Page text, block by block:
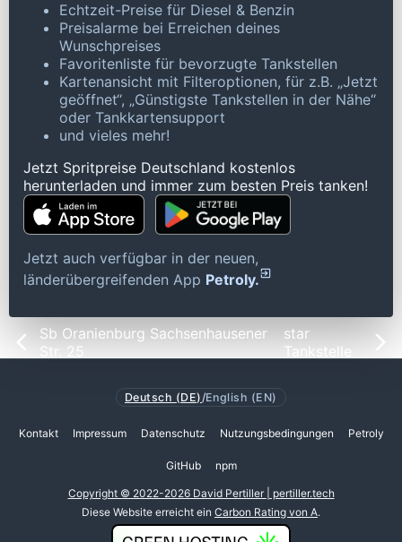
Echtzeit-Preise für Diesel & Benzin
Preisalarme bei Erreichen deines
Wunschpreises
Favoritenliste für bevorzugte Tankstellen
Kartenansicht mit Filteroptionen, für z.B. „Jetzt
geöffnet“, „Günstigste Tankstellen in der Nähe“
oder Tankkartensupport
und vieles mehr!
Jetzt Spritpreise Deutschland kostenlos
herunterladen und immer zum besten Preis tanken!
Jetzt auch verfügbar in der neuen,
länderübergreifenden App Petroly.
Sb Oranienburg Sachsenhausener
Str. 25
star
Tankstelle
Deutsch (DE) /English (EN)
Kontakt Impressum Datenschutz Nutzungsbedingungen Petroly
GitHub npm
Copyright © 2022-2026 David Pertiller | pertiller.tech
Diese Website erreicht ein Carbon Rating von A.